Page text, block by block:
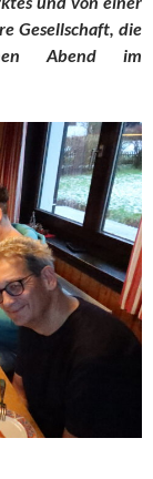
Gesellschaft, die
Abend im